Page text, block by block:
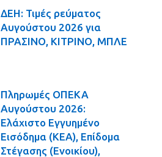
ΔΕΗ: Τιμές ρεύματος
Αυγούστου 2026 για
ΠΡΑΣΙΝΟ, ΚΙΤΡΙΝΟ, ΜΠΛΕ
Πληρωμές ΟΠΕΚΑ
Αυγούστου 2026:
Ελάχιστο Εγγυημένο
Εισόδημα (ΚΕΑ), Επίδομα
Στέγασης (Ενοικίου),